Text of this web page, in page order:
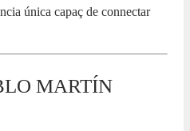
única capaç de connectar
MARTÍN